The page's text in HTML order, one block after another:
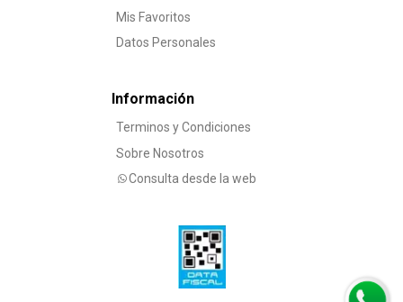
Mis Favoritos
Datos Personales
Información
Terminos y Condiciones
Sobre Nosotros
Consulta desde la web